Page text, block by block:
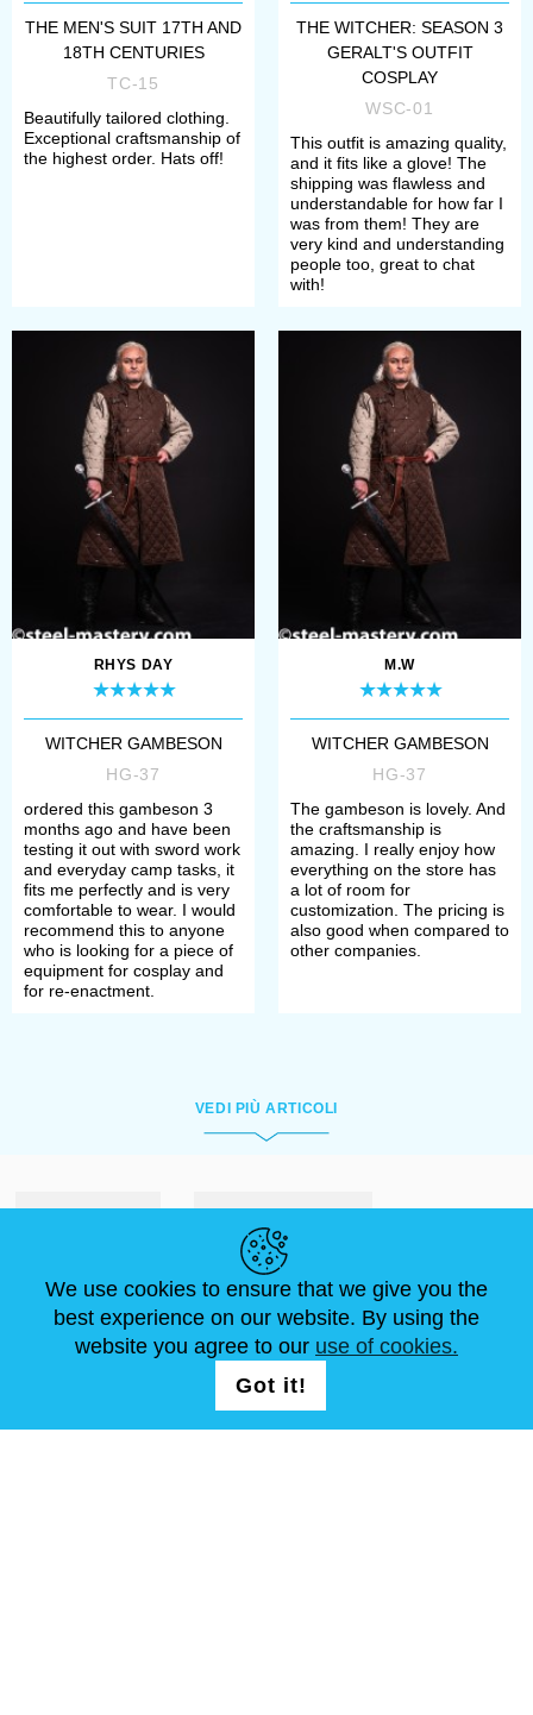
THE MEN'S SUIT 17TH AND
18TH CENTURIES
TC-15
Beautifully tailored clothing.
Exceptional craftsmanship of
the highest order. Hats off!
THE WITCHER: SEASON 3
GERALT'S OUTFIT
COSPLAY
WSC-01
This outfit is amazing quality,
and it fits like a glove! The
shipping was flawless and
understandable for how far I
was from them! They are
very kind and understanding
people too, great to chat
with!
RHYS DAY
WITCHER GAMBESON
HG-37
ordered this gambeson 3
months ago and have been
testing it out with sword work
and everyday camp tasks, it
fits me perfectly and is very
comfortable to wear. I would
recommend this to anyone
who is looking for a piece of
equipment for cosplay and
for re-enactment.
M.W
WITCHER GAMBESON
HG-37
The gambeson is lovely. And
the craftsmanship is
amazing. I really enjoy how
everything on the store has
a lot of room for
customization. The pricing is
also good when compared to
other companies.
VEDI PIÙ ARTICOLI
€ EUR
LINK UTILI
ABOUT USDIMENSIONI STANDARD
CONTATTACI
REGISTRATION
We use cookies to ensure that we give you the
best experience on our website. By using the
website you agree to our use of cookies.
Got it!